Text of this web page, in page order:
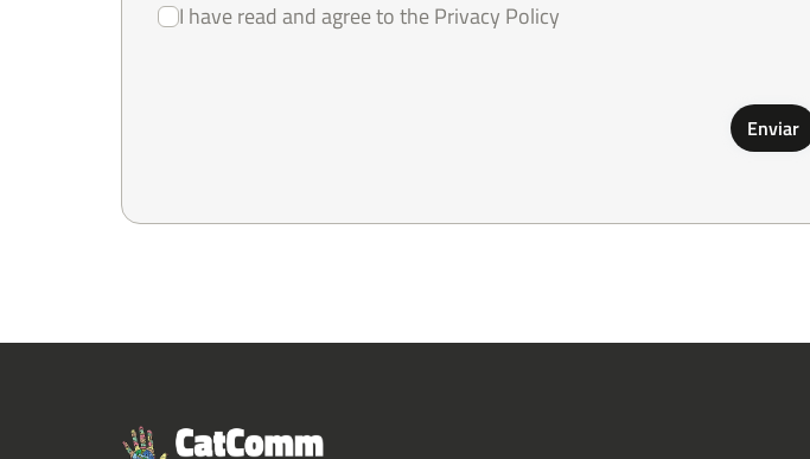
I have read and agree to the Privacy Policy
Enviar